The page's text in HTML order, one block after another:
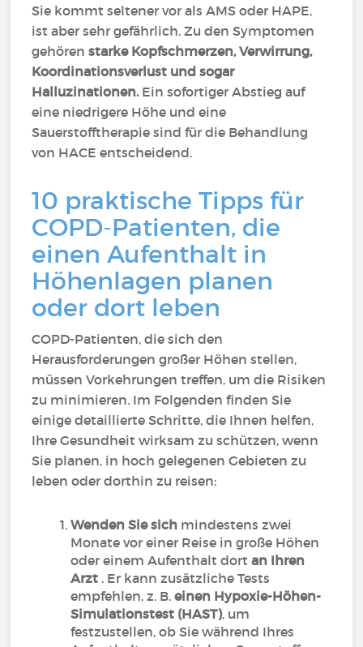
Sie kommt seltener vor als AMS oder HAPE,
ist aber sehr gefährlich. Zu den Symptomen
gehörenstarke Kopfschmerzen, Verwirrung,
Koordinationsverlust und sogar
Halluzinationen.Ein sofortiger Abstieg auf
eine niedrigere Höhe und eine
Sauerstofftherapie sind für die Behandlung
von HACE entscheidend.
10 praktische Tipps für
COPD-Patienten, die
einen Aufenthalt in
Höhenlagen planen
oder dort leben
COPD-Patienten, die sich den
Herausforderungen großer Höhen stellen,
müssen Vorkehrungen treffen, um die Risiken
zu minimieren. Im Folgenden finden Sie
einige detaillierte Schritte, die Ihnen helfen,
Ihre Gesundheit wirksam zu schützen, wenn
Sie planen, in hoch gelegenen Gebieten zu
leben oder dorthin zu reisen:
Wenden Sie sich mindestens zwei
Monate vor einer Reise in große Höhen
oder einem Aufenthalt dort an Ihren
Arzt . Er kann zusätzliche Tests
empfehlen, z. B.einen Hypoxie-Höhen-
Simulationstest (HAST), um
festzustellen, ob Sie während Ihres